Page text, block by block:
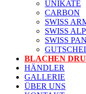
UNIKATE
CARBON
SWISS
SWISS
SWISS
BLACHEN
HÄNDLER
GALLERIE
ÜBER UNS